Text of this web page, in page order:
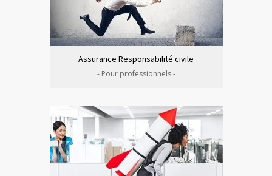
Assurance Responsabilité civile
- Pour professionnels -